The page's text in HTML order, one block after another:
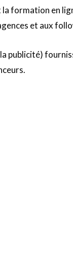
formation en
et aux
publicité)